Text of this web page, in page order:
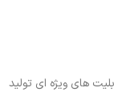
های ویژه ای تولید